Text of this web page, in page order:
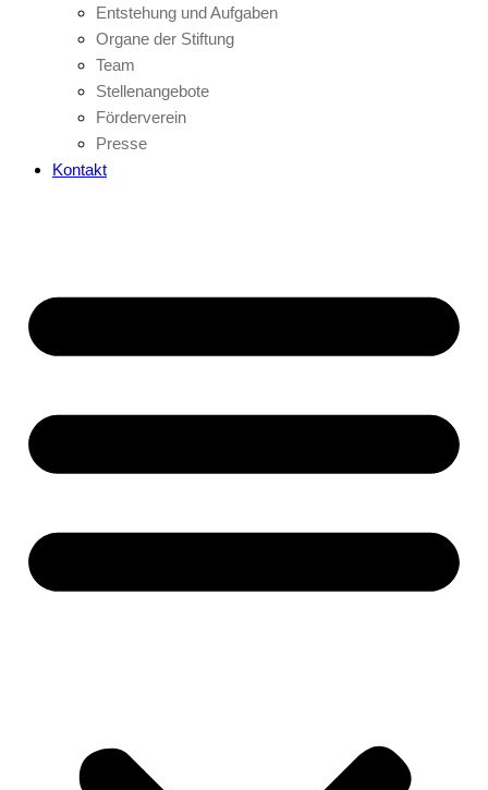
Entstehung und Aufgaben
Organe der Stiftung
Team
Stellenangebote
Förderverein
Presse
Kontakt